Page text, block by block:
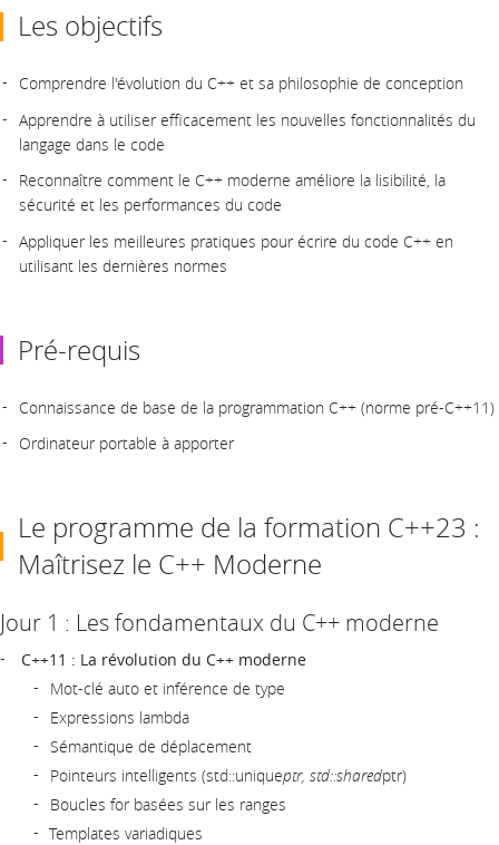
Les objectifs
Comprendre l'évolution du C++ et sa philosophie de conception
Apprendre à utiliser efficacement les nouvelles fonctionnalités du
langage dans le code
Reconnaître comment le C++ moderne améliore la lisibilité, la
sécurité et les performances du code
Appliquer les meilleures pratiques pour écrire du code C++ en
utilisant les dernières normes
Pré-requis
Connaissance de base de la programmation C++ (norme pré-C++11)
Ordinateur portable à apporter
Le programme de la formation C++23 :
Maîtrisez le C++ Moderne
Jour 1 : Les fondamentaux du C++ moderne
C++11 : La révolution du C++ moderne
Mot-clé auto et inférence de type
Expressions lambda
Sémantique de déplacement
Pointeurs intelligents (std::uniqueptr, std::sharedptr)
Boucles for basées sur les ranges
Templates variadiques